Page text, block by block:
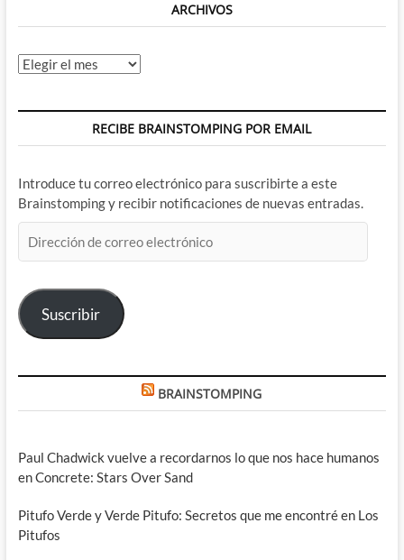
ARCHIVOS
Archivos
RECIBE BRAINSTOMPING POR EMAIL
Introduce tu correo electrónico para suscribirte a este
Brainstomping y recibir notificaciones de nuevas entradas.
de
electrónico
Suscribir
BRAINSTOMPING
Paul Chadwick vuelve a recordarnos lo que nos hace humanos
en Concrete: Stars Over Sand
Pitufo Verde y Verde Pitufo: Secretos que me encontré en Los
Pitufos